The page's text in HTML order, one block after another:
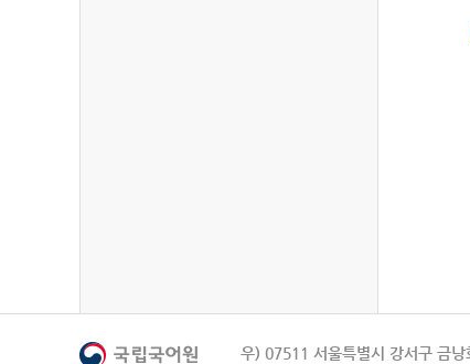
우) 07511 서울특별시 강서구 금